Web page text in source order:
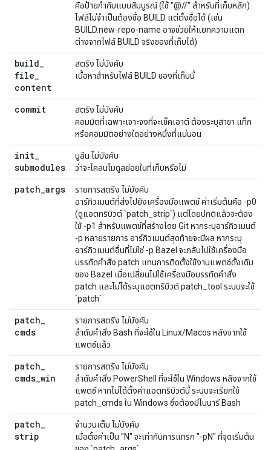
คือป้ายกำกับแบบสัมบูรณ์ (ใช้ "@//" สำหรับที่เก็บหลัก)
ไฟล์ไม่จำเป็นต้องชื่อ BUILD แต่ตั้งชื่อได้ (เช่น
BUILD.new-repo-name อาจช่วยให้แยกความแตก
ต่างจากไฟล์ BUILD จริงของที่เก็บได้)
build_
file_
content
สตริง ไม่บังคับ
เนื้อหาสำหรับไฟล์ BUILD ของที่เก็บนี้
commit
สตริง ไม่บังคับ
คอมมิตที่เฉพาะเจาะจงที่จะเช็คเอาต์ ต้องระบุสาขา แท็ก
หรือคอมมิตอย่างใดอย่างหนึ่งที่แน่นอน
init_
submodules
บูลีน ไม่บังคับ
ว่าจะโคลนโมดูลย่อยในที่เก็บหรือไม่
patch_args
รายการสตริง ไม่บังคับ
อาร์กิวเมนต์ที่ส่งไปยังเครื่องมือแพตช์ ค่าเริ่มต้นคือ -p0
(ดูแอตทริบิวต์ `patch_strip`) แต่โดยปกติแล้วจะต้อง
ใช้ -p1 สำหรับแพตช์ที่สร้างโดย Git หากระบุอาร์กิวเมนต์
-p หลายรายการ อาร์กิวเมนต์สุดท้ายจะมีผล หากระบุ
อาร์กิวเมนต์อื่นที่ไม่ใช่ -p Bazel จะกลับไปใช้เครื่องมือ
บรรทัดคำสั่ง patch แทนการติดตั้งใช้งานแพตช์ดั้งเดิม
ของ Bazel เมื่อเปลี่ยนไปใช้เครื่องมือบรรทัดคำสั่ง
patch และไม่ได้ระบุแอตทริบิวต์ patch_tool ระบบจะใช้
`patch`
patch_
cmds
รายการสตริง ไม่บังคับ
ลำดับคำสั่ง Bash ที่จะใช้ใน Linux/Macos หลังจากใช้
แพตช์แล้ว
patch_
cmds_win
รายการสตริง ไม่บังคับ
ลำดับคำสั่ง PowerShell ที่จะใช้ใน Windows หลังจากใช้
แพตช์ หากไม่ได้ตั้งค่าแอตทริบิวต์นี้ ระบบจะเรียกใช้
patch_cmds ใน Windows ซึ่งต้องมีไบนารี Bash
patch_
strip
จำนวนเต็ม ไม่บังคับ
เมื่อตั้งค่าเป็น "N" จะเท่ากับการแทรก "-pN" ที่จุดเริ่มต้น